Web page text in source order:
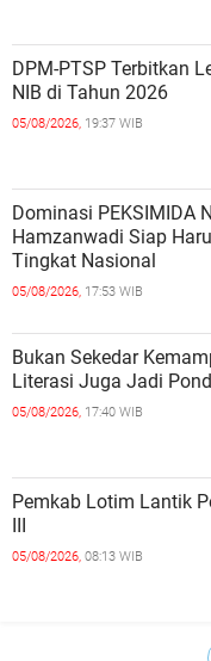
DPM-PTSP Terbitkan
NIB di Tahun 2026
05/08/2026, 19:37 WIB
Dominasi PEKSIMIDA
Hamzanwadi Siap
Tingkat Nasional
05/08/2026, 17:53 WIB
Bukan Sekedar
Literasi Juga Jadi
05/08/2026, 17:40 WIB
Pemkab Lotim Lantik
05/08/2026, 08:13 WIB